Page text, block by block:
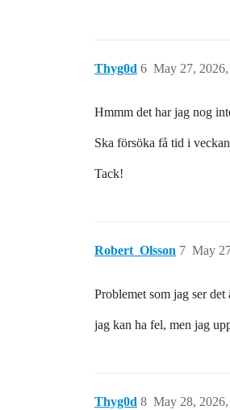
Thyg0d May 27,
6
Hmmm det har jag nog
Ska försöka få tid i
Tack!
Robert_Olsson May
7
Problemet som jag ser
jag kan ha fel, men jag
Thyg0d May 28, 2026,
8